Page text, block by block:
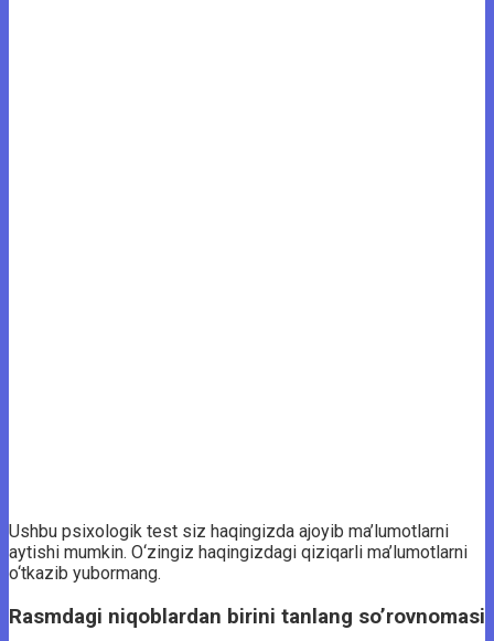
Ushbu psixologik test siz haqingizda ajoyib ma’lumotlarni
aytishi mumkin. O‘zingiz haqingizdagi qiziqarli ma’lumotlarni
o‘tkazib yubormang.
Rasmdagi niqoblardan birini tanlang so’rovnomasi